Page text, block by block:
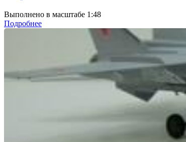
Выполнено в масштабе 1:48
Подробнее